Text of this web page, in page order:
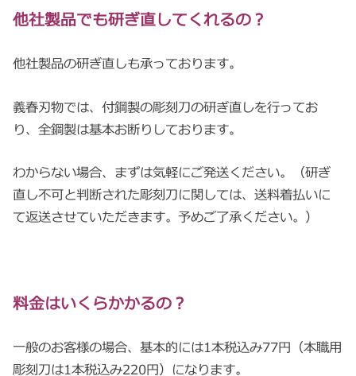
他社製品でも研ぎ直してくれるの？
他社製品の研ぎ直しも承っております。
義春刃物では、付鋼製の彫刻刀の研ぎ直しを行ってお
り、全鋼製は基本お断りしております。
わからない場合、まずは気軽にご発送ください。（研ぎ
直し不可と判断された彫刻刀に関しては、送料着払いに
て返送させていただきます。予めご了承ください。）
料金はいくらかかるの？
一般のお客様の場合、基本的には1本税込み77円（本職用
彫刻刀は1本税込み220円）になります。